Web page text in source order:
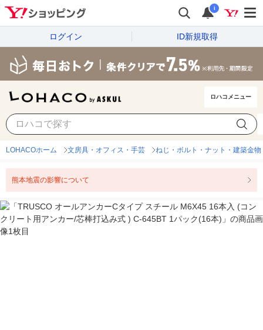
i
ログイン ID新規取得
ロハコメニュー
LOHACOホーム 文房具・オフィス・手芸 ねじ・ボルト・ナット・建築金物
熊本地震の影響について